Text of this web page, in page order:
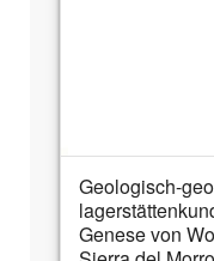
Geologisch-
Genese von